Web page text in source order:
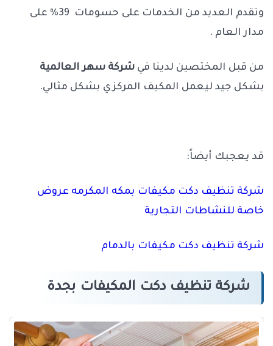
وتقدم العديد من الخدمات على حسومات 39% على
مدار العام .
من قبل المختصين لدينا في شركة سهر العالمية
بشكل جيد ليعمل المكيف المركزي بشكل مثالي.
قد يعجبك أيضاً:
شركة تنظيف دكت مكيفات بمكه المكرمه عروض
خاصة للنشاطات التجارية
شركة تنظيف دكت مكيفات بالدمام
شركة تنظيف دكت المكيفات بجدة